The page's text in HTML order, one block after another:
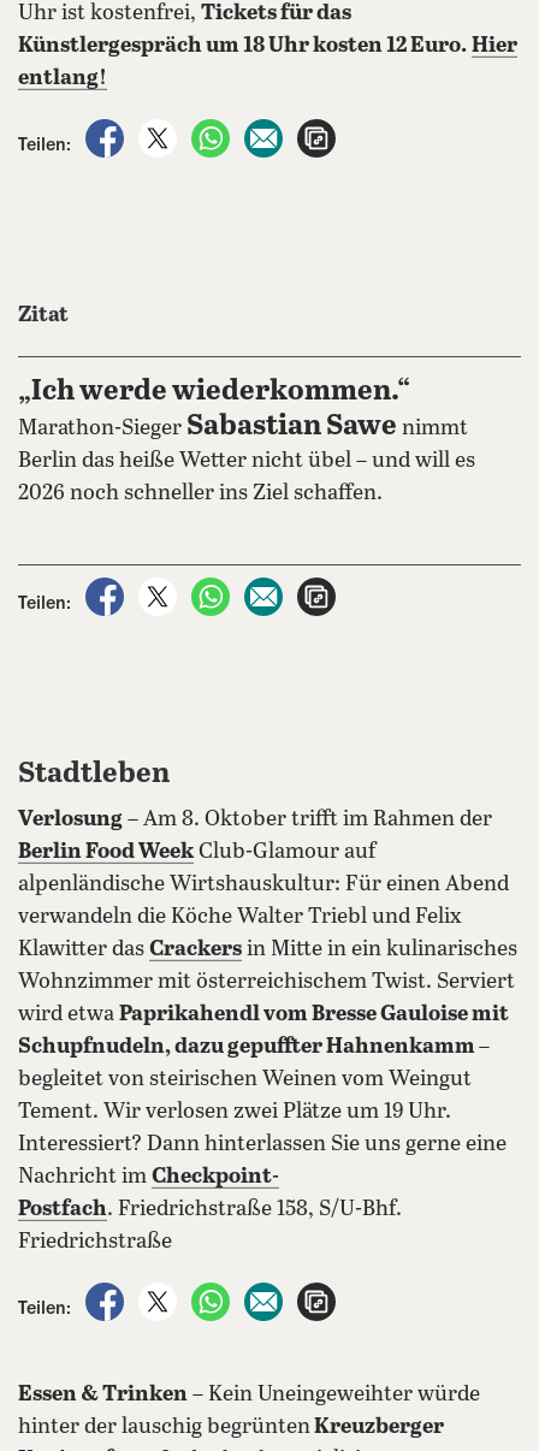
Uhr ist kostenfrei, Tickets für das
Künstlergespräch um 18 Uhr kosten 12 Euro. Hier
entlang!
Teilen:
auf Facebook teilen
auf X teilenper WhatsApp teilen
per E-Mail teilen
Zitat
„Ich werde wiederkommen.“
Marathon-Sieger Sabastian Sawe nimmt
Berlin das heiße Wetter nicht übel – und will es
2026 noch schneller ins Ziel schaffen.
Teilen:
auf Facebook teilen
auf X teilenper WhatsApp teilen
per E-Mail teilen
Stadtleben
Verlosung – Am 8. Oktober trifft im Rahmen der
Berlin Food WeekClub-Glamour auf
alpenländische Wirtshauskultur: Für einen Abend
verwandeln die Köche Walter Triebl und Felix
Klawitter das Crackers in Mitte in ein kulinarisches
Wohnzimmer mit österreichischem Twist. Serviert
wird etwa Paprikahendl vom Bresse Gauloise mit
Schupfnudeln, dazu gepuffter Hahnenkamm–
begleitet von steirischen Weinen vom Weingut
Tement. Wir verlosen zwei Plätze um 19 Uhr.
Interessiert? Dann hinterlassen Sie uns gerne eine
Nachricht im Checkpoint-
Postfach. Friedrichstraße 158, S/U-Bhf.
Friedrichstraße
Teilen:
auf Facebook teilen
auf X teilenper WhatsApp teilen
per E-Mail teilen
Essen & Trinken – Kein Uneingeweihter würde
hinter der lauschig begrüntenKreuzberger